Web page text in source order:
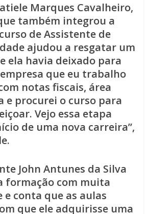
Marques Cavalheiro,
também integrou a
de Assistente de
ajudou a resgatar um
ela havia deixado para
que eu trabalho
notas fiscais, área
e procurei o curso para
Vejo essa etapa
de uma nova carreira”,
John Antunes da Silva
formação com muita
e conta que as aulas
que ele adquirisse uma